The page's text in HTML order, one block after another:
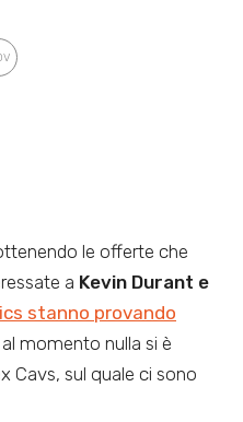
le offerte che
a Kevin Durant e
stanno provando
momento nulla si è
Cavs, sul quale ci sono